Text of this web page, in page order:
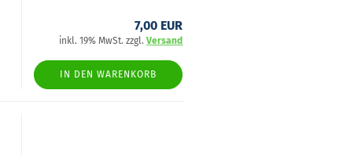
7,00 EUR
inkl. 19% MwSt. zzgl.Versand
IN DEN WARENKORB